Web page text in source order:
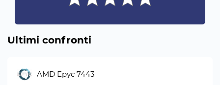
Ultimi confronti
AMD Epyc 7443